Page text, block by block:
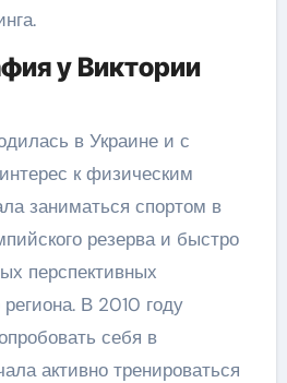
у Виктории
в Украине и с
к физическим
заниматься спортом в
резерва и быстро
перспективных
В 2010 году
себя в
активно тренироваться